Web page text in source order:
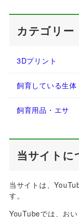
カテゴリー
3Dプリント
飼育している生体
飼育用品・エサ
当サイトに
当サイトは、
す。
YouTubeでは、お